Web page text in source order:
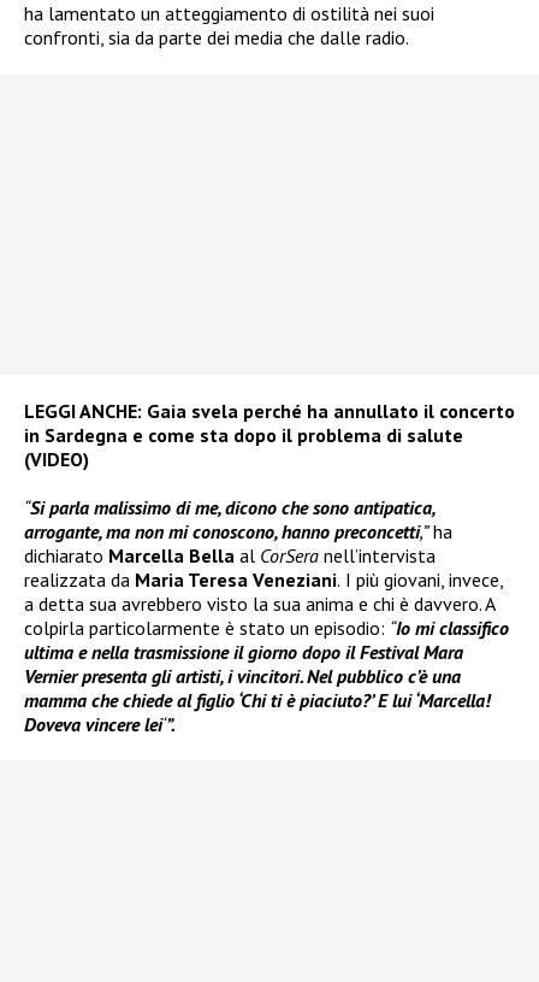
ha lamentato un atteggiamento di ostilità nei suoi
confronti, sia da parte dei media che dalle radio.
LEGGI ANCHE: Gaia svela perché ha annullato il concerto
in Sardegna e come sta dopo il problema di salute
(VIDEO)
“Si parla malissimo di me, dicono che sono antipatica,
arrogante, ma non mi conoscono, hanno preconcetti,”ha
dichiarato Marcella Bella al CorSera nell’intervista
realizzata da Maria Teresa Veneziani. I più giovani, invece,
a detta sua avrebbero visto la sua anima e chi è davvero. A
colpirla particolarmente è stato un episodio: “Io mi classifico
ultima e nella trasmissione il giorno dopo il Festival Mara
Vernier presenta gli artisti, i vincitori. Nel pubblico c’è una
mamma che chiede al figlio ‘Chi ti è piaciuto?’ E lui ‘Marcella!
Doveva vincere lei‘”.